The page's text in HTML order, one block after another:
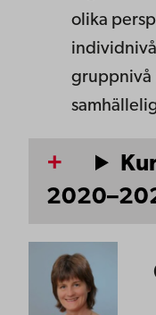
olika
gruppnivå